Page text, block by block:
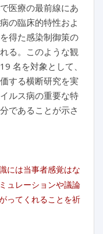
医療の最前線にあ
の臨床的特性およ
得た感染制御策の
る。このような観
名を対象として、
する横断研究を実
ルス病の重要な特
であることが示さ
には当事者感覚はな
ュレーションや議論
ってくれることを祈